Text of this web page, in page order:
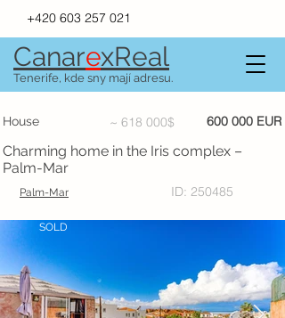
+420 603 257 021
CanarexReal
Tenerife, kde sny mají adresu.
House ~ 618 000$ 600 000 EUR
Charming home in the Iris complex –
Palm-Mar
Palm-Mar ID: 250485
SOLD